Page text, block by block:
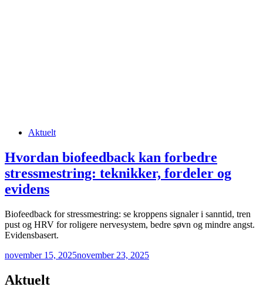
Posted Aktuelt
Hvordan biofeedback kan forbedre
stressmestring: teknikker, fordeler og
evidens
Biofeedback for stressmestring: se kroppens signaler i sanntid, tren
pust og HRV for roligere nervesystem, bedre søvn og mindre angst.
Evidensbasert.
november 15, 2025november 23, 2025
Aktuelt